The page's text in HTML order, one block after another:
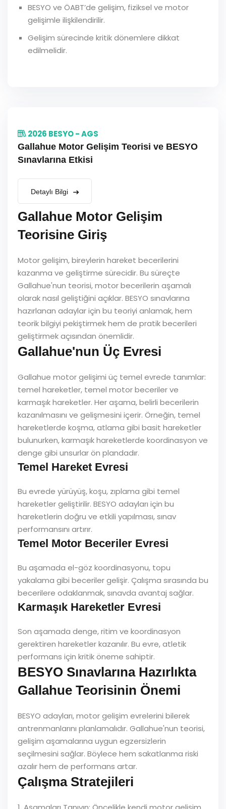
BESYO ve ÖABT’de gelişim, fiziksel ve motor
gelişimle ilişkilendirilir.
Gelişim sürecinde kritik dönemlere dikkat
edilmelidir.
2026 BESYO - AGS
Gallahue Motor Gelişim Teorisi ve BESYO
Sınavlarına Etkisi
Detaylı Bilgi
Gallahue Motor Gelişim
Teorisine Giriş
Motor gelişim, bireylerin hareket becerilerini
kazanma ve geliştirme sürecidir. Bu süreçte
Gallahue'nun teorisi, motor becerilerin aşamalı
olarak nasıl geliştiğini açıklar. BESYO sınavlarına
hazırlanan adaylar için bu teoriyi anlamak, hem
teorik bilgiyi pekiştirmek hem de pratik becerileri
geliştirmek açısından önemlidir.
Gallahue'nun Üç Evresi
Gallahue motor gelişimi üç temel evrede tanımlar:
temel hareketler, temel motor beceriler ve
karmaşık hareketler. Her aşama, belirli becerilerin
kazanılmasını ve gelişmesini içerir. Örneğin, temel
hareketlerde koşma, atlama gibi basit hareketler
bulunurken, karmaşık hareketlerde koordinasyon ve
denge gibi unsurlar ön plandadır.
Temel Hareket Evresi
Bu evrede yürüyüş, koşu, zıplama gibi temel
hareketler geliştirilir. BESYO adayları için bu
hareketlerin doğru ve etkili yapılması, sınav
performansını artırır.
Temel Motor Beceriler Evresi
Bu aşamada el-göz koordinasyonu, topu
yakalama gibi beceriler gelişir. Çalışma sırasında bu
becerilere odaklanmak, sınavda avantaj sağlar.
Karmaşık Hareketler Evresi
Son aşamada denge, ritim ve koordinasyon
gerektiren hareketler kazanılır. Bu evre, atletik
performans için kritik öneme sahiptir.
BESYO Sınavlarına Hazırlıkta
Gallahue Teorisinin Önemi
BESYO adayları, motor gelişim evrelerini bilerek
antrenmanlarını planlamalıdır. Gallahue'nun teorisi,
gelişim aşamalarına uygun egzersizlerin
seçilmesini sağlar. Böylece hem sakatlanma riski
azalır hem de performans artar.
Çalışma Stratejileri